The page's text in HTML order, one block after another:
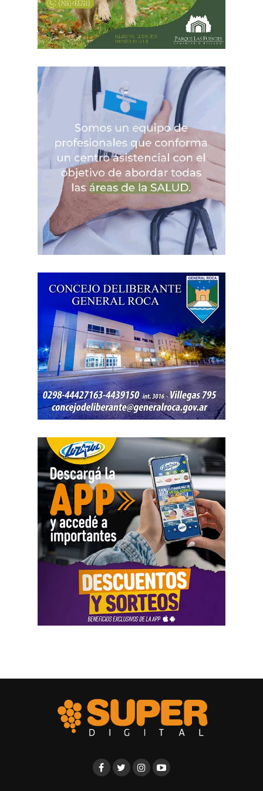
base. Actualmente, la obra se encuentra en su etapa final,
restando únicamente la limpieza general del sector y el
retiro de escombros.
Estas intervenciones preventivas permiten que el Sistema
de Riego Alto Valle llegue en óptimas condiciones al
inicio de la temporada, programada para el transcurso de
agosto, reduciendo el riesgo de filtraciones, preservando
la infraestructura de riego y evitando futuras reparaciones
de emergencia.